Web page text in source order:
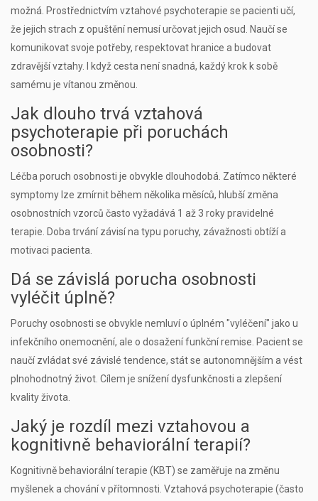
možná. Prostřednictvím vztahové psychoterapie se pacienti učí,
že jejich strach z opuštění nemusí určovat jejich osud. Naučí se
komunikovat svoje potřeby, respektovat hranice a budovat
zdravější vztahy. I když cesta není snadná, každý krok k sobě
samému je vítanou změnou.
Jak dlouho trvá vztahová
psychoterapie při poruchách
osobnosti?
Léčba poruch osobnosti je obvykle dlouhodobá. Zatímco některé
symptomy lze zmírnit během několika měsíců, hlubší změna
osobnostních vzorců často vyžadává 1 až 3 roky pravidelné
terapie. Doba trvání závisí na typu poruchy, závažnosti obtíží a
motivaci pacienta.
Dá se závislá porucha osobnosti
vyléčit úplně?
Poruchy osobnosti se obvykle nemluví o úplném "vyléčení" jako u
infekčního onemocnění, ale o dosažení funkční remise. Pacient se
naučí zvládat své závislé tendence, stát se autonomnějším a vést
plnohodnotný život. Cílem je snížení dysfunkčnosti a zlepšení
kvality života.
Jaký je rozdíl mezi vztahovou a
kognitivně behaviorální terapií?
Kognitivně behaviorální terapie (KBT) se zaměřuje na změnu
myšlenek a chování v přítomnosti. Vztahová psychoterapie (často